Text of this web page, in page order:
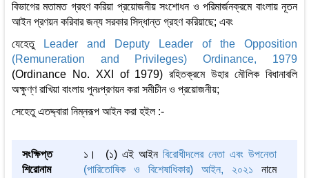
বিভাগের মতামত গ্রহণ করিয়া প্রয়োজনীয় সংশোধন ও পরিমার্জনক্রমে বাংলায় নূতন
আইন প্রণয়ন করিবার জন্য সরকার সিদ্ধান্ত গ্রহণ করিয়াছে; এবং
যেহেতু
Leader and Deputy Leader of the Opposition
(Remuneration and Privileges) Ordinance, 1979
(Ordinance No. XXI of 1979) রহিতক্রমে উহার মৌলিক বিধানাবলি
অক্ষুণ্ণ রাখিয়া বাংলায় পুনঃপ্রণয়ন করা সমীচীন ও প্রয়োজনীয়;
সেহেতু এতদ্দ্বারা নিম্নরূপ আইন করা হইল :-
সংক্ষিপ্ত
শিরোনাম
১। (১) এই আইনবিরোধীদলের নেতা এবং উপনেতা
(পারিতোষিক ও বিশেষাধিকার) আইন, ২০২১ নামে